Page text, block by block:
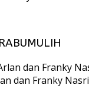
dan Franky